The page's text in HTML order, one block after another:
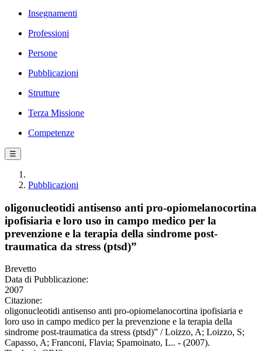
Insegnamenti
Professioni
Persone
Pubblicazioni
Strutture
Terza Missione
Competenze
☰
Pubblicazioni
oligonucleotidi antisenso anti pro-opiomelanocortina
ipofisiaria e loro uso in campo medico per la
prevenzione e la terapia della sindrome post-
traumatica da stress (ptsd)”
Brevetto
Data di Pubblicazione:
2007
Citazione:
oligonucleotidi antisenso anti pro-opiomelanocortina ipofisiaria e
loro uso in campo medico per la prevenzione e la terapia della
sindrome post-traumatica da stress (ptsd)” / Loizzo, A; Loizzo, S;
Capasso, A; Franconi, Flavia; Spamoinato, L.. - (2007).